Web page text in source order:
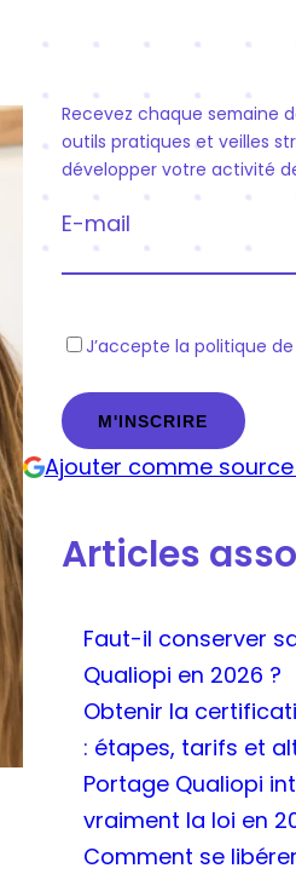
Recevez chaque semaine
outils pratiques et veilles
développer votre activité
E-mail
R
P
D
*
J’accepte la politique
Ajouter comme source
Articles
Faut-il conserver
Qualiopi en 2026 ?
Obtenir la
: étapes, tarifs et
Portage Qualiopi
vraiment la loi en
Comment se